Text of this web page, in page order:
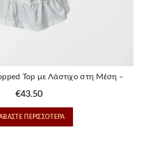
Top με Λάστιχο στη Μέση –
€43.50
ΠΕΡΙΣΣΌΤΕΡΑ